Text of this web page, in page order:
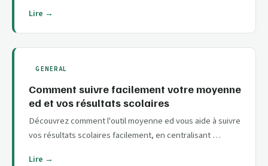
Lire →
GENERAL
Comment suivre facilement votre moyenne
ed et vos résultats scolaires
Découvrez comment l'outil moyenne ed vous aide à suivre
vos résultats scolaires facilement, en centralisant …
Lire →